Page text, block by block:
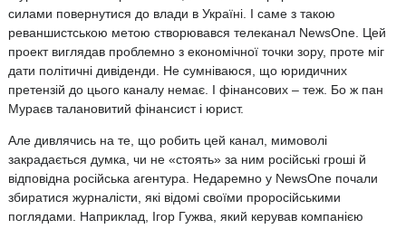
силами повернутися до влади в Україні. І саме з такою
реваншистською метою створювався телеканал NewsOne. Цей
проект виглядав проблемно з економічної точки зору, проте міг
дати політичні дивіденди. Не сумніваюся, що юридичних
претензій до цього каналу немає. І фінансових – теж. Бо ж пан
Мураєв талановитий фінансист і юрист.
Але дивлячись на те, що робить цей канал, мимоволі
закрадається думка, чи не «стоять» за ним російські гроші й
відповідна російська агентура. Недаремно у NewsOne почали
збиратися журналісти, які відомі своїми проросійськими
поглядами. Наприклад, Ігор Гужва, який керував компанією